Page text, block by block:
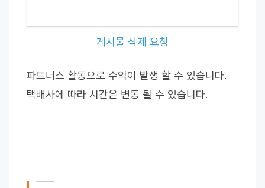
게시물 삭제 요청
파트너스 활동으로 수익이 발생 할 수 있습니다.
택배사에 따라 시간은 변동 될 수 있습니다.